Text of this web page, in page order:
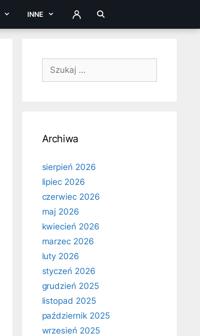
INNE ZALOGUJ
Szukaj:
Archiwa
sierpień 2026
lipiec 2026
czerwiec 2026
maj 2026
kwiecień 2026
marzec 2026
luty 2026
styczeń 2026
grudzień 2025
listopad 2025
październik 2025
wrzesień 2025